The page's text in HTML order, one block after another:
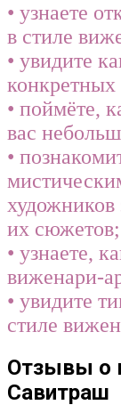
• узнаете
в стиле
• увидите
• поймёте,
вас
•
художников
их сюжетов;
• узнаете,
виженари-
• увидите
стиле
Отзывы о
Савитраш